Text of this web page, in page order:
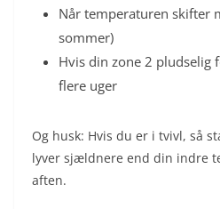
Når temperaturen skifter
sommer)
Hvis din zone 2 pludselig
flere uger
Og husk: Hvis du er i tvivl, så
lyver sjældnere end din indre
aften.